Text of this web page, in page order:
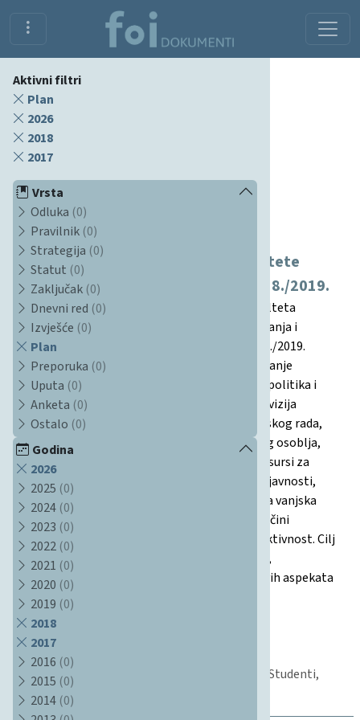
Aktivni filtri
Plan
2026
2018
2017
Vrsta
Odluka (0)
Pravilnik (0)
Strategija (0)
Statut (0)
Zaključak (0)
Dnevni red (0)
Izvješće (0)
Plan
Preporuka (0)
Uputa (0)
Anketa (0)
Ostalo (0)
Godina
2026
2025 (0)
2024 (0)
2023 (0)
2022 (0)
2021 (0)
2020 (0)
2019 (0)
2018
2017
2016 (0)
2015 (0)
2014 (0)
Plan aktivnosti za osiguravanje kvalitete
sastavnice za akademsku godinu 2018./2019.
Ovaj dokument predstavlja plan aktivnosti Fakulteta
organizacije i informatike (FOI) u svrhu osiguravanja i
unapređenja kvalitete u akademskoj godini 2018./2019.
Sastavljen je od strane Povjerenstva za osiguravanje
kvalitete FOI i obuhvaća širok spektar područja: politika i
unaprjeđenje sustava kvalitete, odobravanje i revizija
studijskih programa, učenje i evaluacija studentskog rada,
upisi i napredovanje studenata, razvoj nastavnog osoblja,
znanstveno-istraživačka i stručna djelatnost, resursi za
učenje, upravljanje informacijama, informiranje javnosti,
mobilnost i međunarodna suradnja te periodička vanjska
vrjednovanja. Definirane su odgovorne osobe, načini
provedbe, očekivani rezultati i rokovi za svaku aktivnost. Cilj
je kontinuirano poboljšanje standarda kvalitete,
usklađivanje s ESG standardima i unapređenje svih aspekata
rada sastavnice.
01.10.2018
Plan
Studentski standard, Nastava, Kvaliteta
Studiji, Cjeloživotno obrazovanje, Mobilnost, Studenti,
Kvaliteta, Institucijalno upravljanje